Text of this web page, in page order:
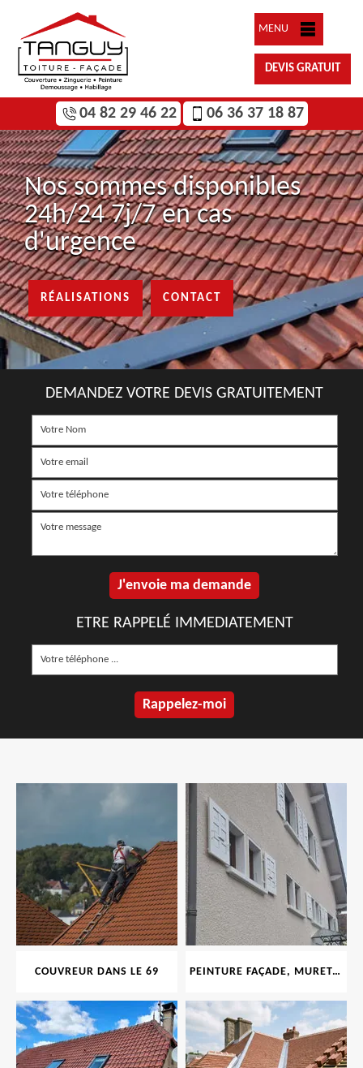
MENU
DEVIS GRATUIT
04 82 29 46 22 06 36 37 18 87
Nos sommes disponibles
24h/24 7j/7 en cas
d'urgence
RÉALISATIONS CONTACT
DEMANDEZ VOTRE DEVIS GRATUITEMENT
ETRE RAPPELÉ IMMEDIATEMENT
COUVREUR DANS LE 69 PEINTURE FAÇADE, MURET, TOITURE, BOISERIE, FERRONERIE, GOUTTIÈRE 69